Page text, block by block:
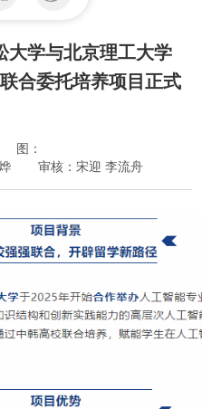
大学与北京理工大学
合委托培养项目正式
图：
审核：宋迎 李流舟